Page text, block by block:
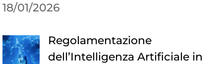
18/01/2026
Regolamentazione
dell’Intelligenza Artificiale in